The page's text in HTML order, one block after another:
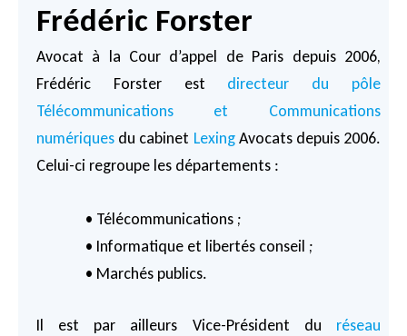
Frédéric Forster
Avocat à la Cour d’appel de Paris depuis 2006,
Frédéric Forster est directeur du pôle
Télécommunications et Communications
numériques du cabinet LexingAvocats depuis 2006.
Celui-ci regroupe les départements :
• Télécommunications ;
• Informatique et libertés conseil ;
• Marchés publics.
Il est par ailleurs Vice-Président du réseau